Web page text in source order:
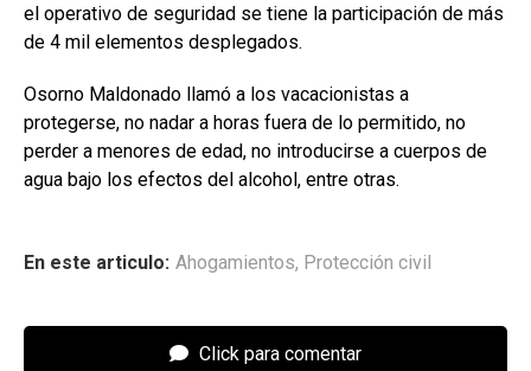
el operativo de seguridad se tiene la participación de más
de 4 mil elementos desplegados.
Osorno Maldonado llamó a los vacacionistas a
protegerse, no nadar a horas fuera de lo permitido, no
perder a menores de edad, no introducirse a cuerpos de
agua bajo los efectos del alcohol, entre otras.
En este articulo: Ahogamientos, Protección civil
Click para comentar